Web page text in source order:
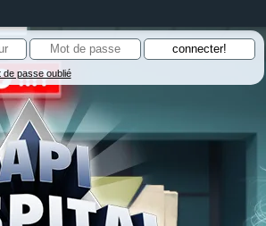
de passe oublié